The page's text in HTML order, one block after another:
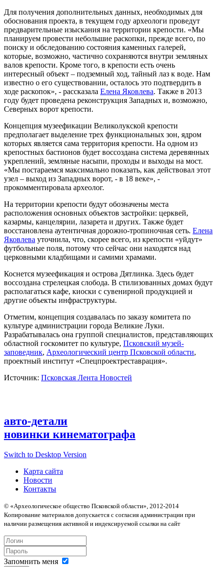
Для получения дополнительных данных, необходимых для
обоснования проекта, в текущем году археологи проведут
предварительные изыскания на территории крепости. «Мы
планируем провести небольшие раскопки, прежде всего, по
поиску и обследованию состояния каменных галерей,
которые, возможно, частично сохраняются внутри земляных
валов крепости. Кроме того, в крепости есть очень
интересный объект – подземный ход, тайный лаз к воде. Нам
известно о его существовании, осталось это подтвердить в
ходе раскопок», - рассказала Елена Яковлева. Также в 2013
году будет проведена реконструкция Западных и, возможно,
Северных ворот крепости.
Концепция музеефикации Великолукской крепости
предполагает выделение трех функциональных зон, ядром
которых является сама территория крепости. На одном из
крепостных бастионов будет воссоздана система деревянных
укреплений, земляные насыпи, проходы и выходы на мост.
«Мы постараемся максимально показать, как действовал этот
узел – выход из Западных ворот, - в 18 веке», -
прокомментировала археолог.
На территории крепости будут обозначены места
расположения основных объектов застройки: церквей,
казармы, канцелярии, лазарета и других. Также будет
восстановлена аутентичная дорожно-тропиночная сеть. Елена
Яковлева уточнила, что, скорее всего, из крепости «уйдут»
футбольные поля, потому что сейчас они находятся над
церковными кладбищами и самими храмами.
Коснется музеефикация и острова Дятлинка. Здесь будет
воссоздана стрелецкая слобода. В стилизованных домах будут
располагаться кафе, киоски с сувенирной продукцией и
другие объекты инфраструктуры.
Отметим, концепция создавалась по заказу комитета по
культуре администрации города Великие Луки.
Разрабатывалась она группой специалистов, представляющих
областной госкомитет по культуре, Псковский музей-
заповедник, Археологический центр Псковской области,
проектный институт «Спецпроектреставрация».
Источник: Псковская Лента Новостей
авто-детали
новинки кинематографа
Switch to Desktop Version
Карта сайта
Новости
Контакты
© «Археологическое общество Псковской области», 2012-2014
Копирование материалов допускается с согласия администрации при
наличии размещения активной и индексируемой ссылки на сайт
Запомнить меня